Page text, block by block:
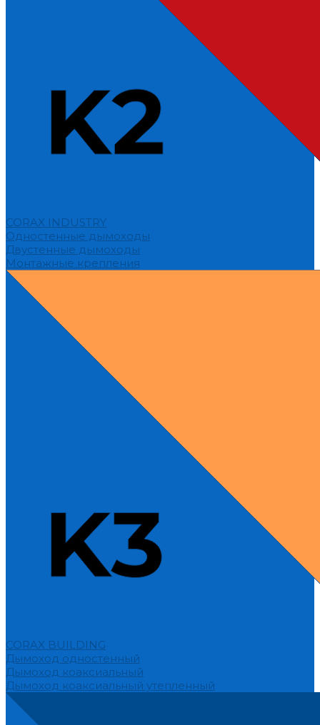
CORAX INDUSTRY
Одностенные дымоходы
Двустенные дымоходы
Монтажные крепления
CORAX BUILDING
Дымоход одностенный
Дымоход коаксиальный
Дымоход коаксиальный утепленный